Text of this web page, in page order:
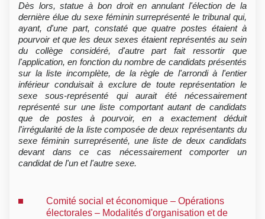
Dès lors, statue à bon droit en annulant l'élection de la
dernière élue du sexe féminin surreprésenté le tribunal qui,
ayant, d'une part, constaté que quatre postes étaient à
pourvoir et que les deux sexes étaient représentés au sein
du collège considéré, d'autre part fait ressortir que
l'application, en fonction du nombre de candidats présentés
sur la liste incomplète, de la règle de l'arrondi à l'entier
inférieur conduisait à exclure de toute représentation le
sexe sous-représenté qui aurait été nécessairement
représenté sur une liste comportant autant de candidats
que de postes à pourvoir, en a exactement déduit
l'irrégularité de la liste composée de deux représentants du
sexe féminin surreprésenté, une liste de deux candidats
devant dans ce cas nécessairement comporter un
candidat de l'un et l'autre sexe.
Comité social et économique – Opérations
électorales – Modalités d'organisation et de